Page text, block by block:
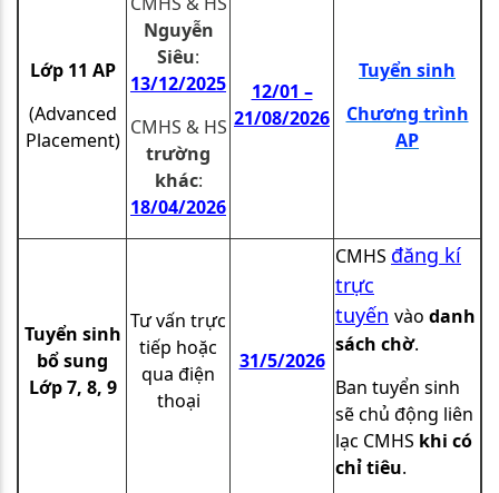
Lớp 11 AP
(Advanced
Placement)
Nguyễn
Siêu:
13/12/2025
CMHS & HS
trường
khác:
18/04/2026
12/01 –
21/08/2026
Tuyển sinh
Chương trình
AP
Tuyển sinh
bổ sung
Lớp 7, 8, 9
Tư vấn trực
tiếp hoặc
qua điện
thoại
31/5/2026
CMHS đăng kí
trực
tuyến vào danh
sách chờ.
Ban tuyển sinh
sẽ chủ động liên
lạc CMHS khi có
chỉ tiêu.